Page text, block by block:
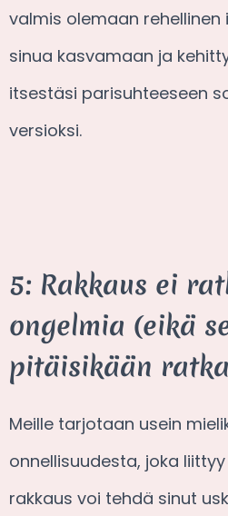
valmis olemaan
sinua kasvamaan ja
itsestäsi parisuhteeseen
versioksi.
5: Rakkaus ei
ongelmia (eikä
pitäisikään
Meille tarjotaan usein
onnellisuudesta, joka
rakkaus voi tehdä sinut